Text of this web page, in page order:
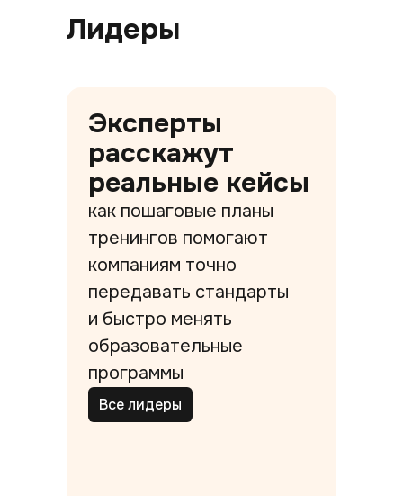
Лидеры
Эксперты
расскажут
реальные кейсы
как пошаговые планы
тренингов помогают
компаниям точно
передавать стандарты
и быстро менять
образовательные
программы
Все лидеры